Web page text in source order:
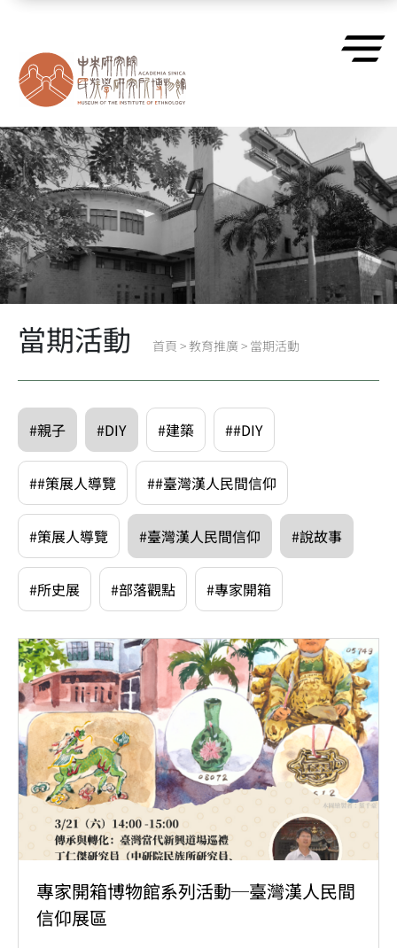
當期活動 首頁 >教育推廣 > 當期活動
#親子 #DIY #建築 ##DIY
##策展人導覽 ##臺灣漢人民間信仰
#策展人導覽 #臺灣漢人民間信仰 #說故事
#所史展 #部落觀點 #專家開箱
專家開箱博物館系列活動─臺灣漢人民間
信仰展區